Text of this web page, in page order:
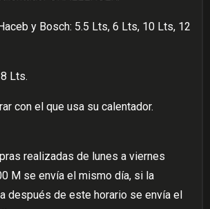
y Bosch: 5.5 Lts, 6 Lts, 10 Lts, 12
Lts.
con el que usa su calentador.
realizadas de lunes a viernes
M se envía el mismo día, si la
después de este horario se envía el